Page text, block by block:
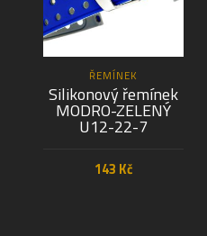
ŘEMÍNEK
Silikonový řemínek
MODRO-ZELENÝ
U12-22-7
143 Kč